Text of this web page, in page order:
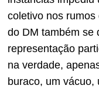
coletivo nos rumos
do DM também se
representação
na verdade,
buraco, um vácuo,